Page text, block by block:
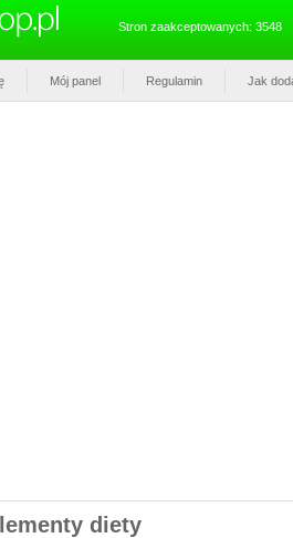
Stron zaakceptowanych: 3548
Mój panel Regulamin Jak
diety